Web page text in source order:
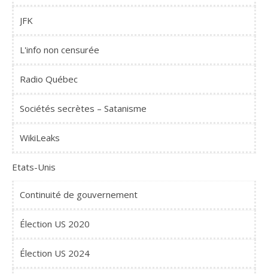
JFK
L'info non censurée
Radio Québec
Sociétés secrètes – Satanisme
WikiLeaks
Etats-Unis
Continuité de gouvernement
Élection US 2020
Élection US 2024